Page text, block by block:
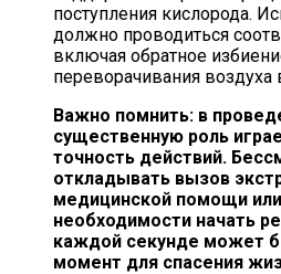
поступления кислорода.
должно проводиться
включая обратное
переворачивания
Важно помнить: в
существенную роль
точность действий.
откладывать вызов
медицинской помощи
необходимости начать
каждой секунде может
момент для спасения